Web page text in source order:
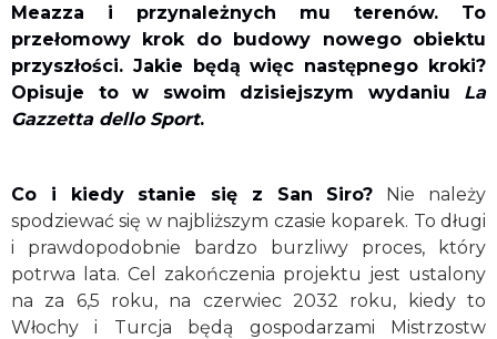
Meazza i przynależnych mu terenów. To
przełomowy krok do budowy nowego obiektu
przyszłości. Jakie będą więc następnego kroki?
Opisuje to w swoim dzisiejszym wydaniu La
Gazzetta dello Sport.
Co i kiedy stanie się z San Siro? Nie należy
spodziewać się w najbliższym czasie koparek. To długi
i prawdopodobnie bardzo burzliwy proces, który
potrwa lata. Cel zakończenia projektu jest ustalony
na za 6,5 roku, na czerwiec 2032 roku, kiedy to
Włochy i Turcja będą gospodarzami Mistrzostw